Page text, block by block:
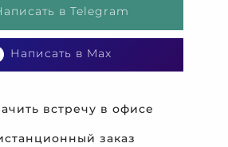
в Telegram
Написать в Max
встречу в офисе
заказ